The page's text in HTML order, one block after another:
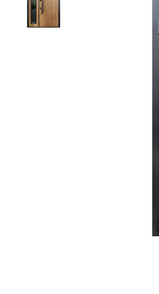
Двери с винилискожей